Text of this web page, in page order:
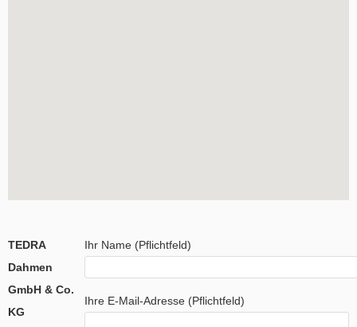
TEDRA
Dahmen
GmbH & Co.
KG
Ihr Name (Pflichtfeld)
Ihre E-Mail-Adresse (Pflichtfeld)